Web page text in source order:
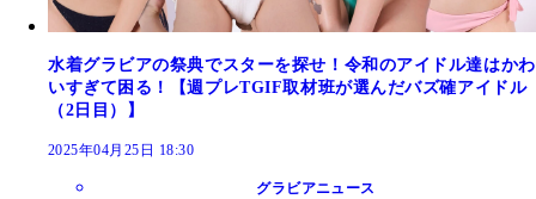
水着グラビアの祭典でスターを探せ！令和のアイドル達はかわ
いすぎて困る！【週プレTGIF取材班が選んだバズ確アイドル
（2日目）】
2025年04月25日 18:30
グラビアニュース